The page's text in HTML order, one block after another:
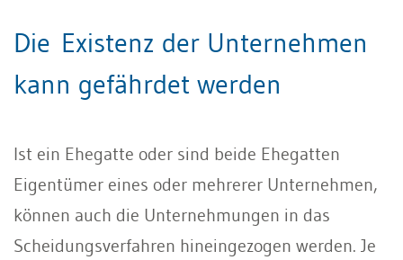
Die Existenz der Unternehmen
kann gefährdet werden
Ist ein Ehegatte oder sind beide Ehegatten
Eigentümer eines oder mehrerer Unternehmen,
können auch die Unternehmungen in das
Scheidungsverfahren hineingezogen werden. Je